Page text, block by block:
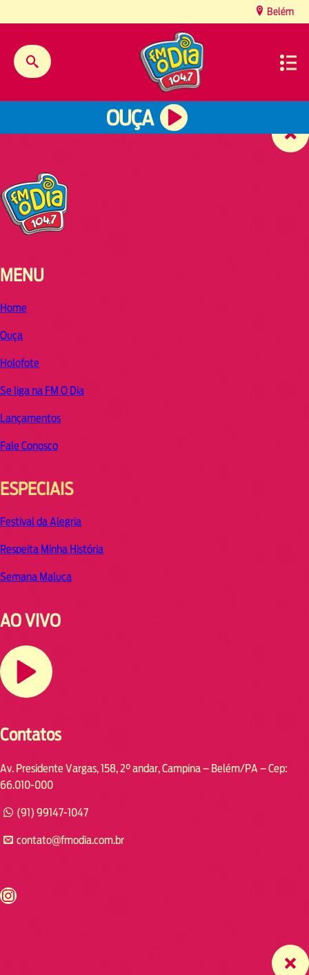
Belém
OUÇA
MENU
Home
Ouça
Holofote
Se liga na FM O Dia
Lançamentos
Fale Conosco
ESPECIAIS
Festival da Alegria
Respeita Minha História
Semana Maluca
AO VIVO
Contatos
Av. Presidente Vargas, 158, 2° andar, Campina – Belém/PA – Cep:
66.010-000
(91) 99147-1047
contato@fmodia.com.br
https://www.instagram.com/fmodia.cabofrio/